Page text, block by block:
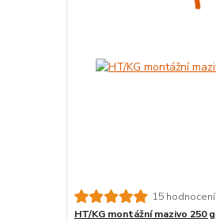
15 hodnocení
HT/KG montážní mazivo 250 g